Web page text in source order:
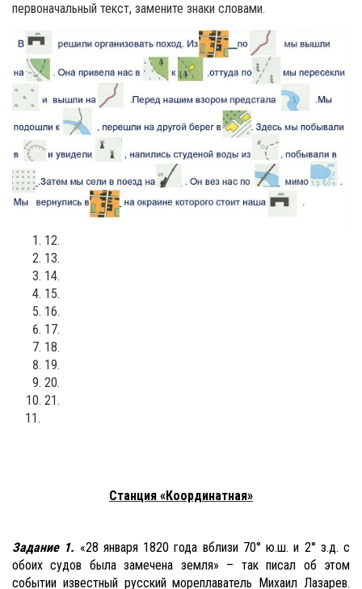
первоначальный текст, замените знаки словами.
12.
13.
14.
15.
16.
17.
18.
19.
20.
21.
11.
Станция «Координатная»
Задание 1. «28 января 1820 года вблизи 70° ю.ш. и 2° з.д. с
обоих судов была замечена земля» – так писал об этом
событии известный русский мореплаватель Михаил Лазарев.